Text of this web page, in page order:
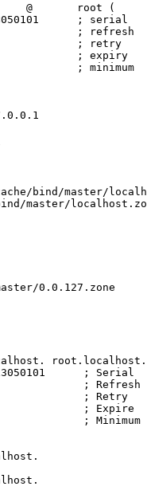
@       root (
; serial
; refresh
; retry
; expiry
; minimum
bind/master/
master/
0.0.127.zone
; Serial
; Refresh
; Retry
; Expire
; Minimum